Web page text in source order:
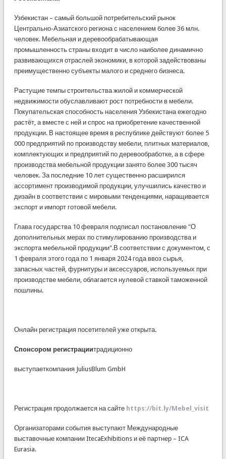
Узбекистан – самый большой потребительский рынок
Центрально-Азиатского региона с населением более 36 млн.
человек. Мебельная и деревообрабатывающая
промышленность страны входит в число наиболее динамично
развивающихся отраслей экономики, в которой задействованы
преимущественно субъекты малого и среднего бизнеса.
Растущие темпы строительства жилой и коммерческой
недвижимости обуславливают рост потребности в мебели.
Покупательская способность населения Узбекистана ежегодно
растёт, а вместе с ней и спрос на приобретение качественной
продукции. В настоящее время в республике действуют более 5
000 предприятий по производству мебели, плитных материалов,
комплектующих и предприятий по деревообработке, а в сфере
производства мебельной продукции занято более 300 тысяч
человек. За последние 10 лет существенно расширился
ассортимент производимой продукции, улучшились качество и
дизайн в соответствии с мировыми тенденциями, наращивается
экспорт и импорт готовой мебели.
Глава государства 10 февраля подписал постановление "О
дополнительных мерах по стимулированию производства и
экспорта мебельной продукции".В соответствии с документом, с
1 февраля этого года по 1 января 2024 года ввоз сырья,
запасных частей, фурнитуры и аксессуаров, используемых при
производстве мебели, облагается нулевой ставкой таможенной
пошлины.
Онлайн регистрация посетителей уже открыта.
Спонсором регистрациитрадиционно
выступаеткомпания JuliusBlum GmbH
Регистрация продолжается на сайте https://bit.ly/Mebel_visit
Организаторами события выступают Международные
выставочные компании ItecaExhibitions и её партнер – ICA
Eurasia.